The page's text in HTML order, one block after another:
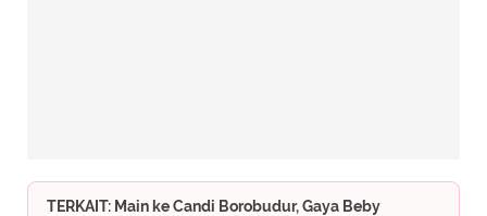
TERKAIT: Main ke Candi Borobudur, Gaya Beby